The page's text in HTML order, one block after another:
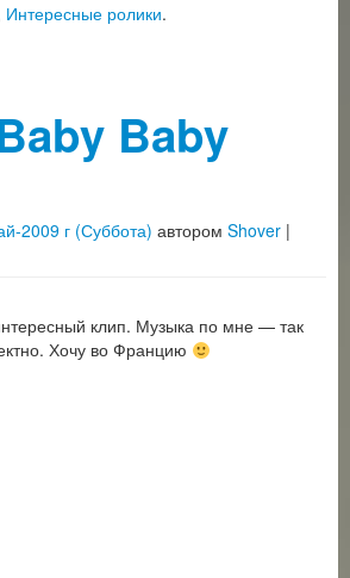
Интересные ролики.
Baby
2009 г (Суббота) автором Shover |
клип. Музыка по мне — так
Хочу во Францию